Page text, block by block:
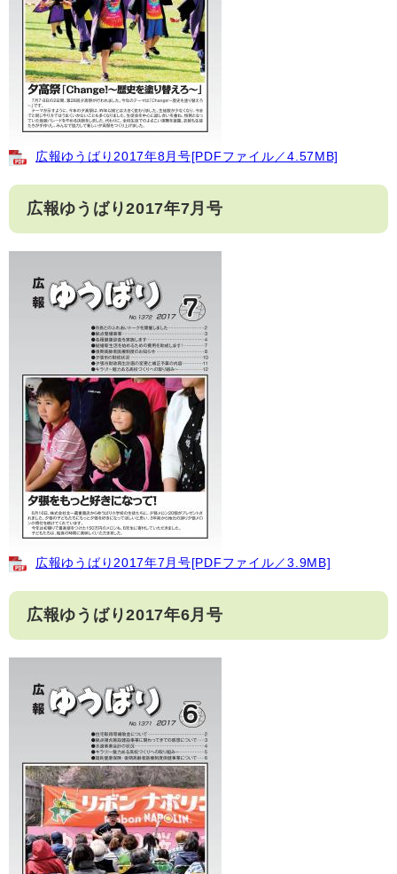
広報ゆうばり2017年8月号[PDFファイル／4.57MB]
広報ゆうばり2017年7月号
広報ゆうばり2017年7月号[PDFファイル／3.9MB]
広報ゆうばり2017年6月号